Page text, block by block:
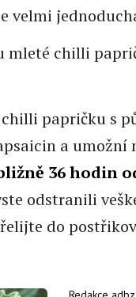
velmi
mleté chilli
papričku s
a umožní
36 hodin
odstranili
do